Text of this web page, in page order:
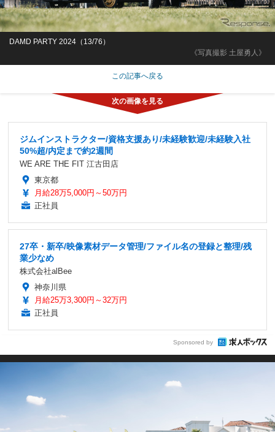
《写真撮影 土屋勇人》
DAMD PARTY 2024（13/76）
この記事へ戻る
ジムインストラクター/資格支援あり/未経験歓迎/未経験入社
50%超/内定まで約2週間
WE ARE THE FIT 江古田店
東京都
月給28万5,000円～50万円
正社員
27卒・新卒/映像素材データ管理/ファイル名の登録と整理/残
業少なめ
株式会社alBee
神奈川県
月給25万3,300円～32万円
正社員
Sponsored by